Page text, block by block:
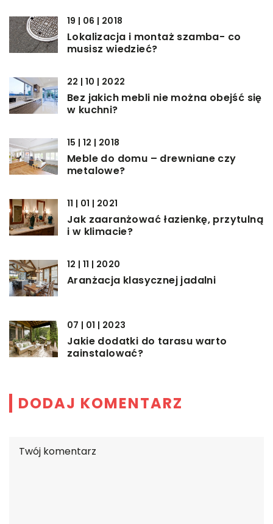
19 | 06 | 2018
Lokalizacja i montaż szamba- co
musisz wiedzieć?
22 | 10 | 2022
Bez jakich mebli nie można obejść się
w kuchni?
15 | 12 | 2018
Meble do domu – drewniane czy
metalowe?
11 | 01 | 2021
Jak zaaranżować łazienkę, przytulną
i w klimacie?
12 | 11 | 2020
Aranżacja klasycznej jadalni
07 | 01 | 2023
Jakie dodatki do tarasu warto
zainstalować?
DODAJ KOMENTARZ